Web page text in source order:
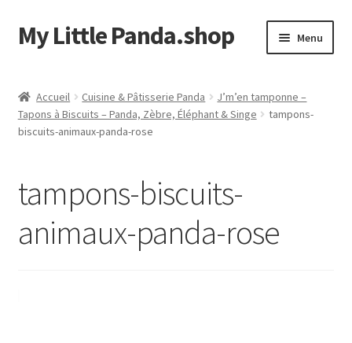
Aller
à
navigation
Aller
au
My Little Panda.shop Menu
Boutique
Mon compte
Page d’exemple
Accueil Cuisine & Pâtisserie Panda
J’m’en tamponne –
Tapons à Biscuits – Panda, Zèbre, Éléphant & Singe
tampons-
biscuits-animaux-panda-rose
tampons-biscuits-
animaux-panda-rose